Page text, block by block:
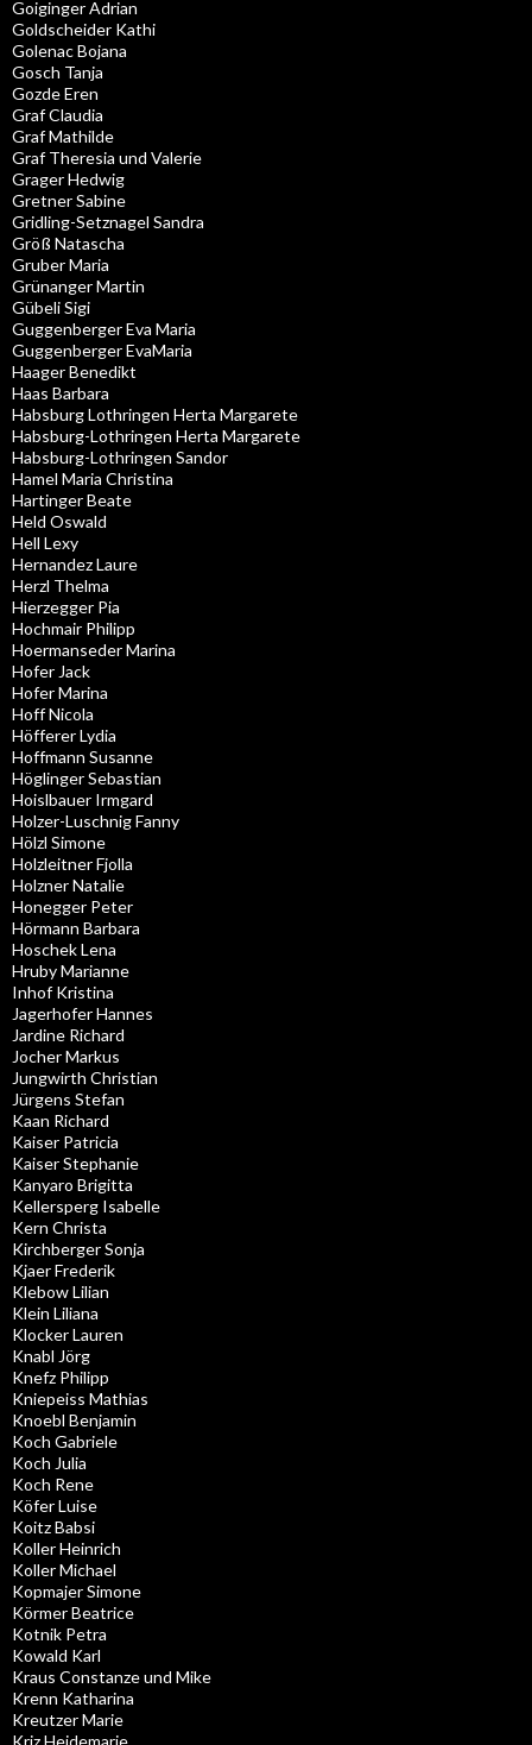
Goiginger Adrian
Goldscheider Kathi
Golenac Bojana
Gosch Tanja
Gozde Eren
Graf Claudia
Graf Mathilde
Graf Theresia und Valerie
Grager Hedwig
Gretner Sabine
Gridling-Setznagel Sandra
Größ Natascha
Gruber Maria
Grünanger Martin
Gübeli Sigi
Guggenberger Eva Maria
Guggenberger EvaMaria
Haager Benedikt
Haas Barbara
Habsburg Lothringen Herta Margarete
Habsburg-Lothringen Herta Margarete
Habsburg-Lothringen Sandor
Hamel Maria Christina
Hartinger Beate
Held Oswald
Hell Lexy
Hernandez Laure
Herzl Thelma
Hierzegger Pia
Hochmair Philipp
Hoermanseder Marina
Hofer Jack
Hofer Marina
Hoff Nicola
Höfferer Lydia
Hoffmann Susanne
Höglinger Sebastian
Hoislbauer Irmgard
Holzer-Luschnig Fanny
Hölzl Simone
Holzleitner Fjolla
Holzner Natalie
Honegger Peter
Hörmann Barbara
Hoschek Lena
Hruby Marianne
Inhof Kristina
Jagerhofer Hannes
Jardine Richard
Jocher Markus
Jungwirth Christian
Jürgens Stefan
Kaan Richard
Kaiser Patricia
Kaiser Stephanie
Kanyaro Brigitta
Kellersperg Isabelle
Kern Christa
Kirchberger Sonja
Kjaer Frederik
Klebow Lilian
Klein Liliana
Klocker Lauren
Knabl Jörg
Knefz Philipp
Kniepeiss Mathias
Knoebl Benjamin
Koch Gabriele
Koch Julia
Koch Rene
Köfer Luise
Koitz Babsi
Koller Heinrich
Koller Michael
Kopmajer Simone
Körmer Beatrice
Kotnik Petra
Kowald Karl
Kraus Constanze und Mike
Krenn Katharina
Kreutzer Marie